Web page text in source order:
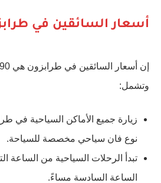
أسعار السائقين في
وتشمل:
زيارة جميع الأماكن السياحية في
نوع فان سياحي مخصصة للسياحة.
تبدأ الرحلات السياحية من الساعة
الساعة السادسة مساءً.